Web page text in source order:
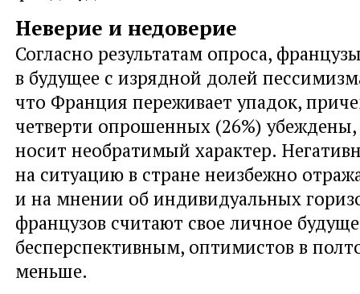
Неверие и недоверие
Согласно результатам опроса,
в будущее с изрядной долей
что Франция переживает упадок,
четверти опрошенных (26%) убеждены,
носит необратимый характер.
на ситуацию в стране неизбежно
и на мнении об индивидуальных
французов считают свое личное
бесперспективным, оптимистов в
меньше.